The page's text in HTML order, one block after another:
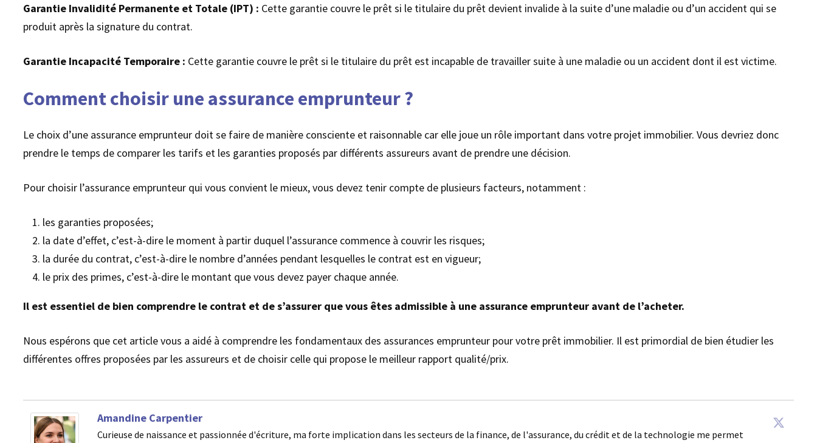
Garantie Invalidité Permanente et Totale (IPT) : Cette garantie couvre le prêt si le titulaire du prêt devient invalide à la suite d’une maladie ou d’un accident qui se
produit après la signature du contrat.
Garantie Incapacité Temporaire : Cette garantie couvre le prêt si le titulaire du prêt est incapable de travailler suite à une maladie ou un accident dont il est victime.
Comment choisir une assurance emprunteur ?
Le choix d’une assurance emprunteur doit se faire de manière consciente et raisonnable car elle joue un rôle important dans votre projet immobilier. Vous devriez donc
prendre le temps de comparer les tarifs et les garanties proposés par différents assureurs avant de prendre une décision.
Pour choisir l’assurance emprunteur qui vous convient le mieux, vous devez tenir compte de plusieurs facteurs, notamment :
les garanties proposées;
la date d’effet, c’est-à-dire le moment à partir duquel l’assurance commence à couvrir les risques;
la durée du contrat, c’est-à-dire le nombre d’années pendant lesquelles le contrat est en vigueur;
le prix des primes, c’est-à-dire le montant que vous devez payer chaque année.
Il est essentiel de bien comprendre le contrat et de s’assurer que vous êtes admissible à une assurance emprunteur avant de l’acheter.
Nous espérons que cet article vous a aidé à comprendre les fondamentaux des assurances emprunteur pour votre prêt immobilier. Il est primordial de bien étudier les
différentes offres proposées par les assureurs et de choisir celle qui propose le meilleur rapport qualité/prix.
Amandine Carpentier
Curieuse de naissance et passionnée d'écriture, ma forte implication dans les secteurs de la finance, de l'assurance, du crédit et de la technologie me permet